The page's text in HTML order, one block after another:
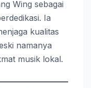
Wing sebagai
Ia
kualitas
namanya
musik lokal.